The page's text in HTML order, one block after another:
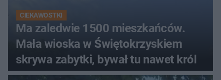
CIEKAWOSTKI
Ma zaledwie 1500 mieszkańców.
Mała wioska w Świętokrzyskiem
skrywa zabytki, bywał tu nawet król